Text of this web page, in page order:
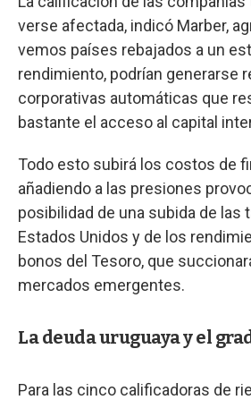
verse afectada, indicó Marber,
vemos países rebajados a un
rendimiento, podrían generarse
corporativas automáticas que
bastante el acceso al capital
Todo esto subirá los costos de
añadiendo a las presiones
posibilidad de una subida de las
Estados Unidos y de los
bonos del Tesoro, que
mercados emergentes.
La deuda uruguaya y el
Para las cinco calificadoras de